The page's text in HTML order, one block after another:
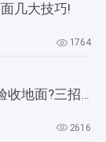
几大技巧!
1764
2616